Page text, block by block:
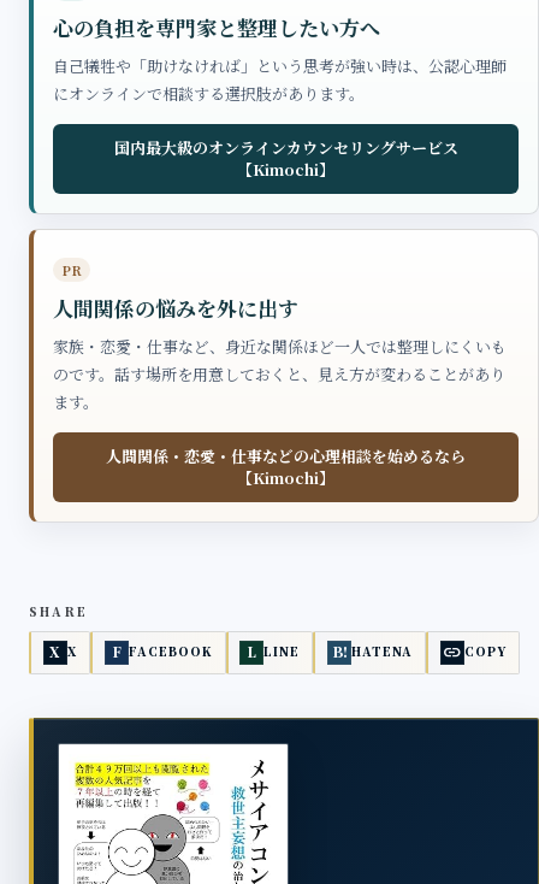
心の負担を専門家と整理したい方へ
自己犠牲や「助けなければ」という思考が強い時は、公認心理師
にオンラインで相談する選択肢があります。
国内最大級のオンラインカウンセリングサービス
【Kimochi】
PR
人間関係の悩みを外に出す
家族・恋愛・仕事など、身近な関係ほど一人では整理しにくいも
のです。話す場所を用意しておくと、見え方が変わることがあり
ます。
人間関係・恋愛・仕事などの心理相談を始めるなら
【Kimochi】
SHARE
X X F FACEBOOK L LINE B! HATENA link COPY